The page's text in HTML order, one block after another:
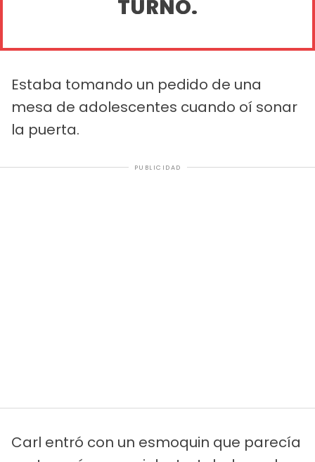
TURNO.
Estaba tomando un pedido de una
mesa de adolescentes cuando oí sonar
la puerta.
PUBLICIDAD
Carl entró con un esmoquin que parecía